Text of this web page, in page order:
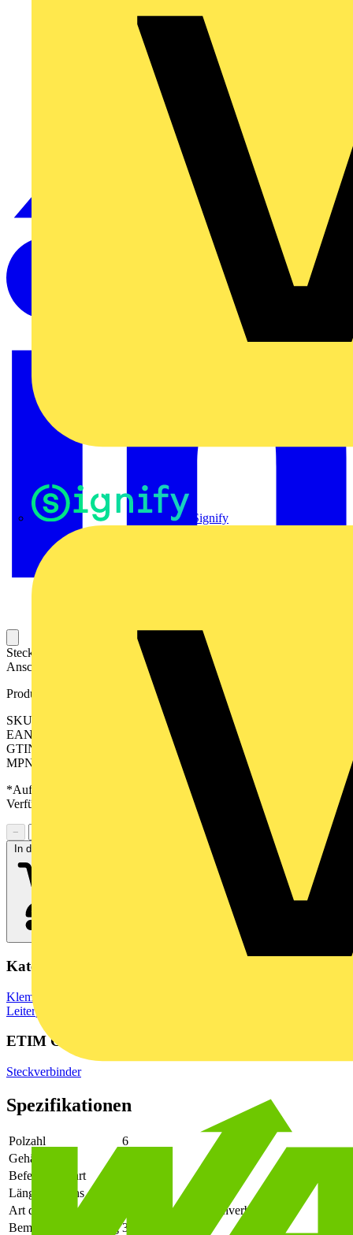
Signify
Steckbarer Leiterplatten-Anschluss mit innovatiever
Anschlusstechnologie für eine sichere und intuitive Handhabung.
Produktkennzeichen
SKU: 2650020000
EAN: 04050118636956
GTIN: 04050118636956
MPN: CHDV 5.08/06/90 3.5SN GN BX
*Auf Anfrage verfügbar - bitte in den Warenkorb legen, um
Verfügbarkeit zu prüfen
−
In den Warenkorb
Kategorien
Klemmen, Steckverbinder & Verbindungselemente
Leiterplattensteckverbinder
ETIM Group
Steckverbinder
Spezifikationen
Polzahl
6
Gehäusefarbe
Befestigungsart
Länge des Pins
Art der Verbindung
flexibler Leiterplattenverbinder
Bemessungsspannung 320